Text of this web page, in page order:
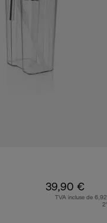
39,90 €
TVA incluse de